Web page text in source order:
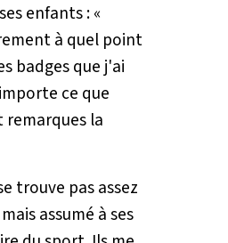
enfants : «
à quel point
badges que j'ai
ce que
remarques la
trouve pas assez
assumé à ses